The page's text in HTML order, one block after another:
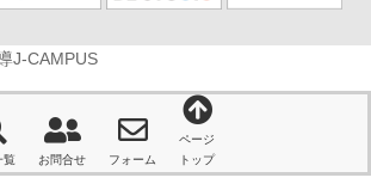
覧 お問合せ フォーム
ページ
トップ
J-CAMPUS